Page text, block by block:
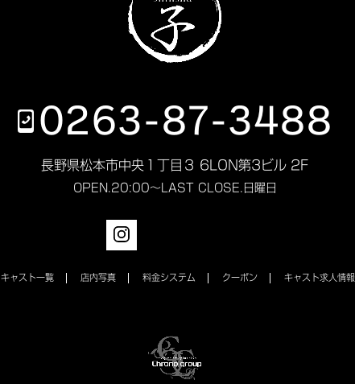
0263-87-3488
長野県松本市中央１丁目３ 6LON第3ビル 2F
OPEN. 20:00～LAST CLOSE. 日曜日
キャスト一覧 店内写真 料金システム クーポン キャスト求人情報